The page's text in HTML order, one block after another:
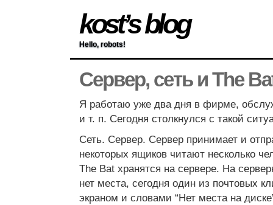
kost’s blog
Hello, robots!
Сервер, сеть и The
Я работаю уже два дня в фирме,
и т. п. Сегодня столкнулся с такой
Сеть. Сервер. Сервер принимает и
некоторых ящиков читают несколько
The Bat хранятся на сервере. На
нет места, сегодня один из почтовых
экраном и словами “Нет места на